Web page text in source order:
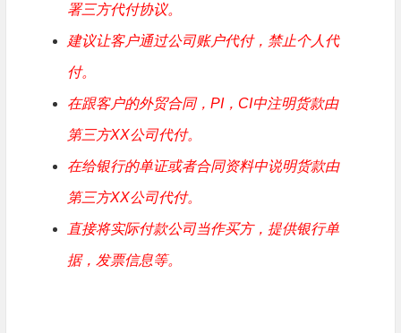
署三方代付协议。
建议让客户通过公司账户代付，禁止个人代
付。
在跟客户的外贸合同，PI，CI中注明货款由
第三方XX公司代付。
在给银行的单证或者合同资料中说明货款由
第三方XX公司代付。
直接将实际付款公司当作买方，提供银行单
据，发票信息等。